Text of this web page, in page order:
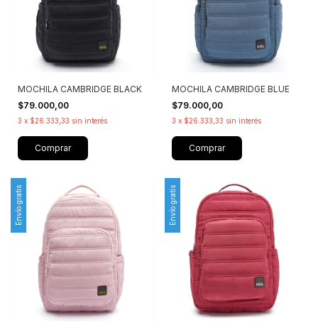
MOCHILA CAMBRIDGE BLACK
$79.000,00
3 x $26.333,33 sin interés
Comprar
MOCHILA CAMBRIDGE BLUE
$79.000,00
3 x $26.333,33 sin interés
Comprar
Envío gratis Envío gratis